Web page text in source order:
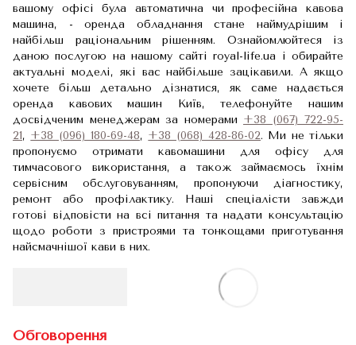
вашому офісі була автоматична чи професійна кавова
машина, - оренда обладнання стане наймудрішим і
найбільш раціональним рішенням. Ознайомлюйтеся із
даною послугою на нашому сайті royal-life.ua і обирайте
актуальні моделі, які вас найбільше зацікавили. А якщо
хочете більш детально дізнатися, як саме надається
оренда кавових машин Київ, телефонуйте нашим
досвідченим менеджерам за номерами +38 (067) 722-95-
21, +38 (096) 180-69-48, +38 (068) 428-86-02. Ми не тільки
пропонуємо отримати кавомашини для офісу для
тимчасового використання, а також займаємось їхнім
сервісним обслуговуванням, пропонуючи діагностику,
ремонт або профілактику. Наші спеціалісти завжди
готові відповісти на всі питання та надати консультацію
щодо роботи з пристроями та тонкощами приготування
найсмачнішої кави в них.
Обговорення